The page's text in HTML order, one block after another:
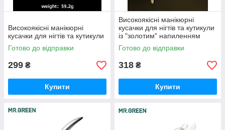
Високоякісні манікюрні
кусачки для нігтів та кутикули
Готово до відправки
299 ₴
Купити
Високоякісні манікюрні
кусачки для нігтів та кутикули
із "золотим" напиленням
Готово до відправки
318 ₴
Купити